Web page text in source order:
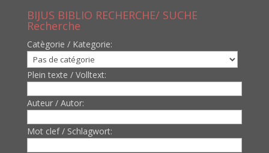
BIJUS BIBLIO RECHERCHE/ SUCHE
Recherche
Catègorie / Kategorie:
Plein texte / Volltext:
Auteur / Autor:
Mot clef / Schlagwort: